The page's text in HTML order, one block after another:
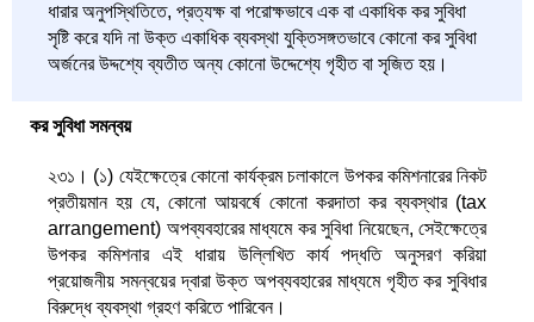
ধারার অনুপস্থিতিতে, প্রত্যক্ষ বা পরোক্ষভাবে এক বা একাধিক কর সুবিধা
সৃষ্টি করে যদি না উক্ত একাধিক ব্যবস্থা যুক্তিসঙ্গতভাবে কোনো কর সুবিধা
অর্জনের উদ্দশ্যে ব্যতীত অন্য কোনো উদ্দেশ্যে গৃহীত বা সৃজিত হয়।
কর সুবিধা সমন্বয়
২৩১। (১) যেইক্ষেত্রে কোনো কার্যক্রম চলাকালে উপকর কমিশনারের নিকট
প্রতীয়মান হয় যে, কোনো আয়বর্ষে কোনো করদাতা কর ব্যবস্থার (tax
arrangement) অপব্যবহারের মাধ্যমে কর সুবিধা নিয়েছেন, সেইক্ষেত্রে
উপকর কমিশনার এই ধারায় উল্লিখিত কার্য পদ্ধতি অনুসরণ করিয়া
প্রয়োজনীয় সমন্বয়ের দ্বারা উক্ত অপব্যবহারের মাধ্যমে গৃহীত কর সুবিধার
বিরুদ্ধে ব্যবস্থা গ্রহণ করিতে পারিবেন।